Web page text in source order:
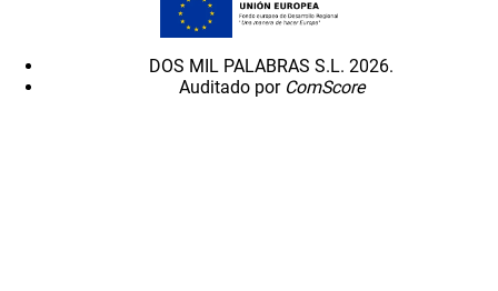
DOS MIL PALABRAS S.L. 2026.
Auditado por ComScore